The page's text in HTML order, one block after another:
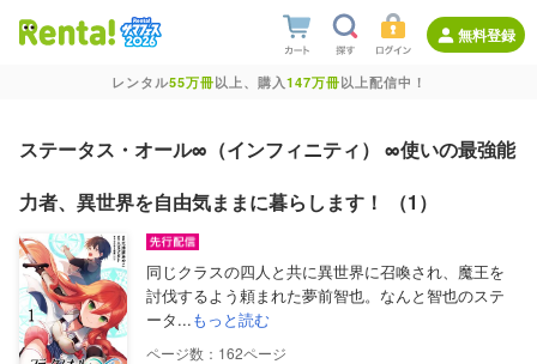
無料登録
レンタル55万冊以上、購入147万冊以上配信中！
ステータス・オール∞（インフィニティ） ∞使いの最強能
力者、異世界を自由気ままに暮らします！ （1）
同じクラスの四人と共に異世界に召喚され、魔王を
討伐するよう頼まれた夢前智也。なんと智也のステ
ータ...もっと読む
162